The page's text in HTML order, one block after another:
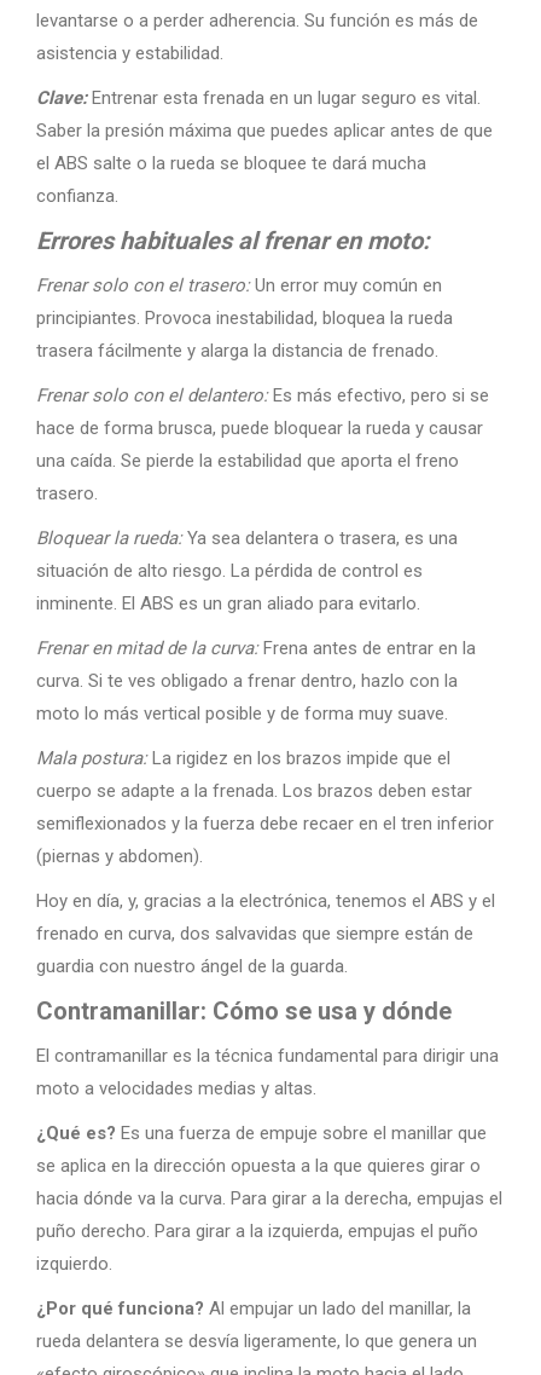
levantarse o a perder adherencia. Su función es más de
asistencia y estabilidad.
Clave:Entrenar esta frenada en un lugar seguro es vital.
Saber la presión máxima que puedes aplicar antes de que
el ABS salte o la rueda se bloquee te dará mucha
confianza.
Errores habituales al frenar en moto:
Frenar solo con el trasero:Un error muy común en
principiantes. Provoca inestabilidad, bloquea la rueda
trasera fácilmente y alarga la distancia de frenado.
Frenar solo con el delantero:Es más efectivo, pero si se
hace de forma brusca, puede bloquear la rueda y causar
una caída. Se pierde la estabilidad que aporta el freno
trasero.
Bloquear la rueda:Ya sea delantera o trasera, es una
situación de alto riesgo. La pérdida de control es
inminente. El ABS es un gran aliado para evitarlo.
Frenar en mitad de la curva:Frena antes de entrar en la
curva. Si te ves obligado a frenar dentro, hazlo con la
moto lo más vertical posible y de forma muy suave.
Mala postura:La rigidez en los brazos impide que el
cuerpo se adapte a la frenada. Los brazos deben estar
semiflexionados y la fuerza debe recaer en el tren inferior
(piernas y abdomen).
Hoy en día, y, gracias a la electrónica, tenemos el ABS y el
frenado en curva, dos salvavidas que siempre están de
guardia con nuestro ángel de la guarda.
Contramanillar: Cómo se usa y dónde
El contramanillar es la técnica fundamental para dirigir una
moto a velocidades medias y altas.
¿Qué es? Es una fuerza de empuje sobre el manillar que
se aplica en la dirección opuesta a la que quieres girar o
hacia dónde va la curva. Para girar a la derecha, empujas el
puño derecho. Para girar a la izquierda, empujas el puño
izquierdo.
¿Por qué funciona? Al empujar un lado del manillar, la
rueda delantera se desvía ligeramente, lo que genera un